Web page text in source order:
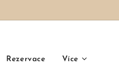
Rezervace Více